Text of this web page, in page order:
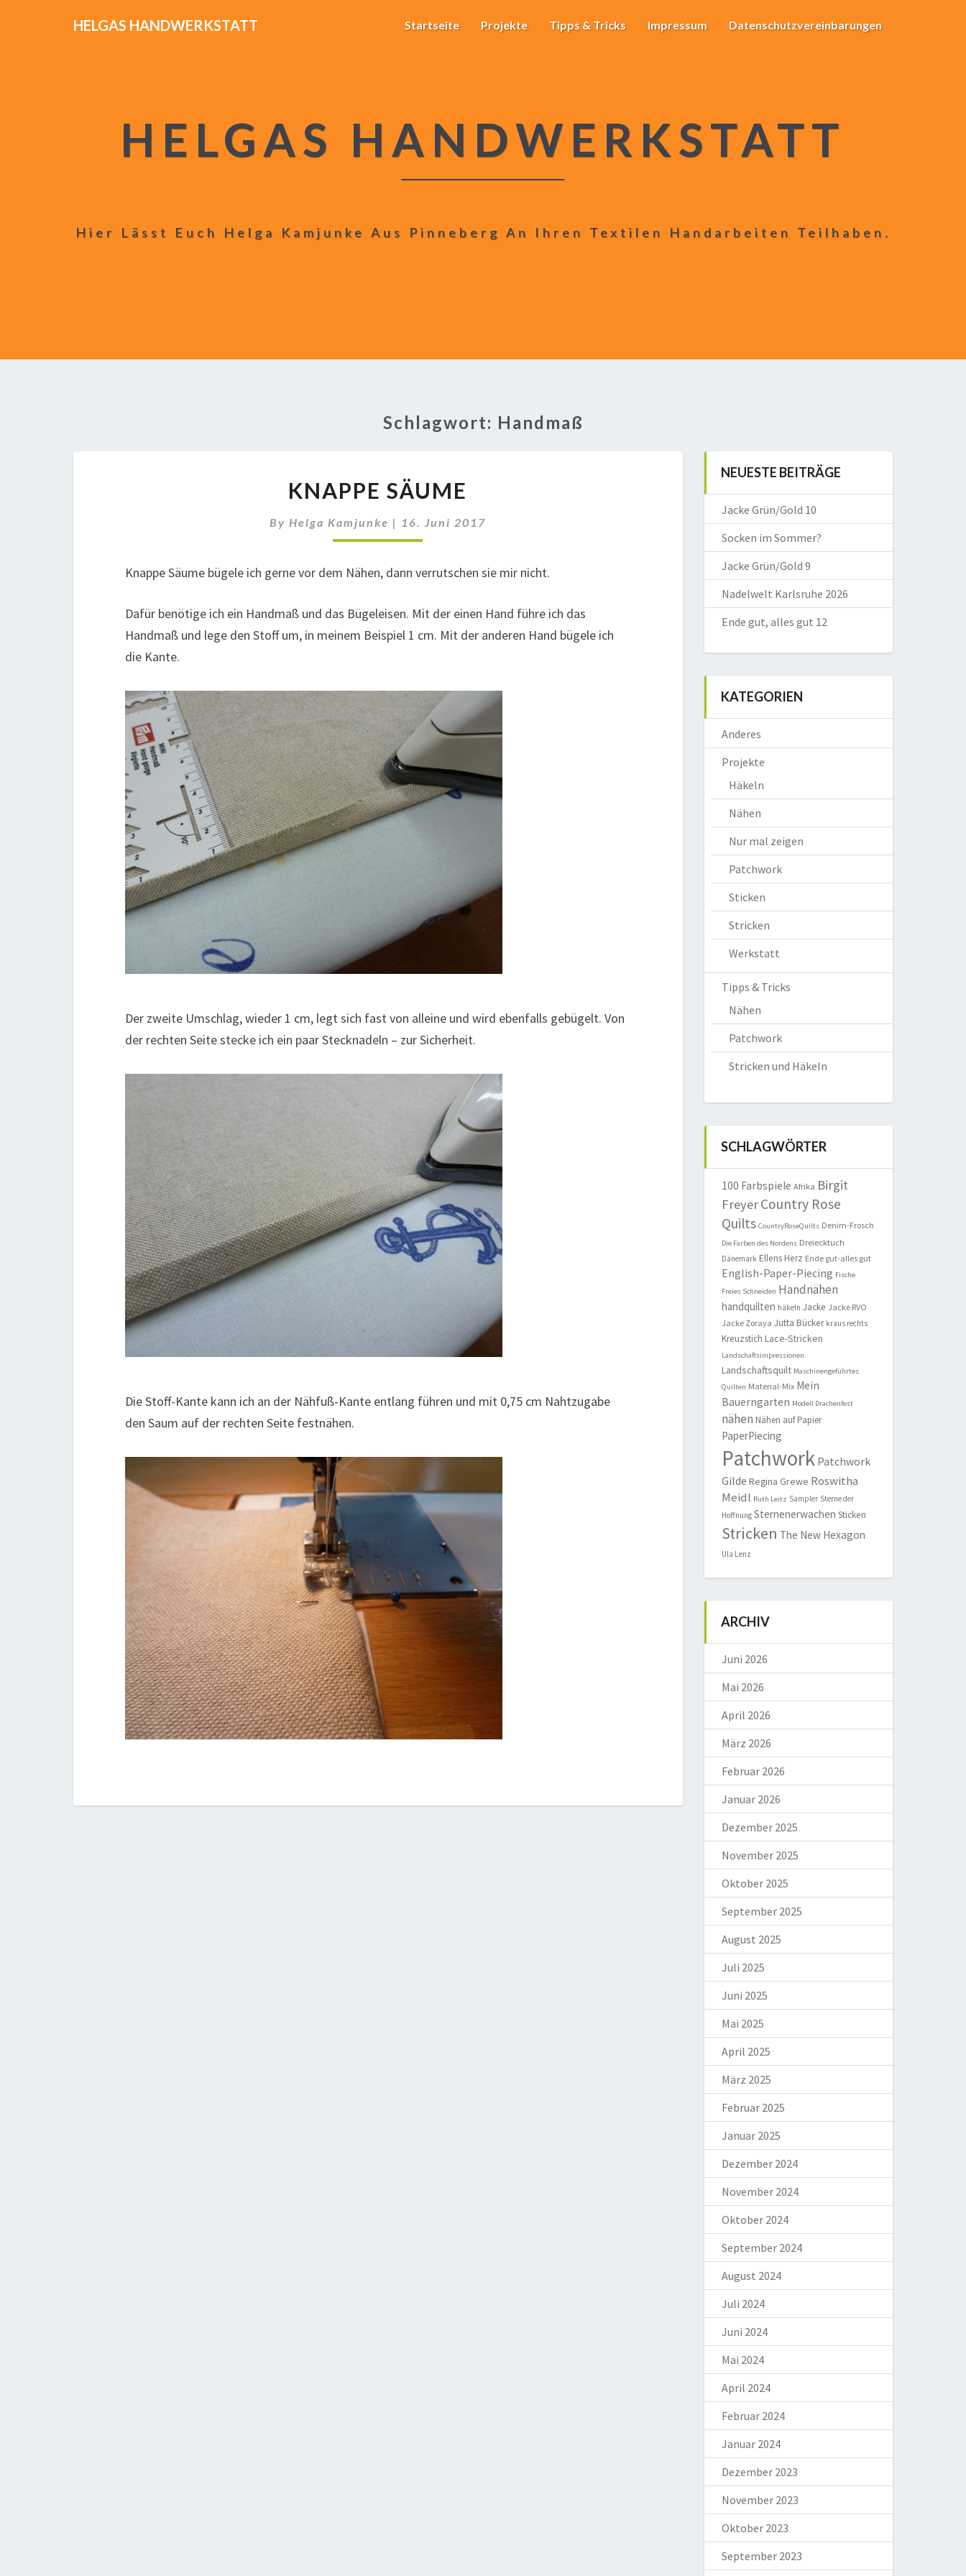
HELGAS HANDWERKSTATT Startseite Projekte Tipps & Tricks Impressum Datenschutzvereinbarungen
HELGAS HANDWERKSTATT
Hier Lässt Euch Helga Kamjunke Aus Pinneberg An Ihren Textilen Handarbeiten Teilhaben.
Schlagwort: Handmaß
SÄUME
KNAPPE SÄUME
ByHelga Kamjunke | 16. Juni 2017
Knappe Säume bügele ich gerne vor dem Nähen, dann verrutschen sie mir nicht.
Dafür benötige ich ein Handmaß und das Bügeleisen. Mit der einen Hand führe ich das
Handmaß und lege den Stoff um, in meinem Beispiel 1 cm. Mit der anderen Hand bügele ich
die Kante.
Der zweite Umschlag, wieder 1 cm, legt sich fast von alleine und wird ebenfalls gebügelt. Von
der rechten Seite stecke ich ein paar Stecknadeln – zur Sicherheit.
Die Stoff-Kante kann ich an der Nähfuß-Kante entlang führen und mit 0,75 cm Nahtzugabe
den Saum auf der rechten Seite festnähen.
NEUESTE BEITRÄGE
Jacke Grün/Gold 10
Socken im Sommer?
Jacke Grün/Gold 9
Nadelwelt Karlsruhe 2026
Ende gut, alles gut 12
KATEGORIEN
Anderes
Projekte
Häkeln
Nähen
Nur mal zeigen
Patchwork
Sticken
Stricken
Werkstatt
Tipps & Tricks
Nähen
Patchwork
Stricken und Häkeln
SCHLAGWÖRTER
100 Farbspiele Afrika Birgit
FreyerCountry Rose
Quilts CountryRoseQuilts Denim-Frosch
Die Farben des Nordens Dreiecktuch
Dänemark Ellens Herz Ende gut-alles gut
English-Paper-Piecing Fische
Freies Schneiden Handnähen
handquilten häkeln Jacke Jacke RVO
Jacke Zoraya Jutta Bücker kraus rechts
Kreuzstich Lace-Stricken
Landschaftsimpressionen
Landschaftsquilt Maschinengeführtes
Quilten Material-Mix Mein
Bauerngarten Modell Drachenfest
nähen Nähen auf Papier
PaperPiecing
Patchwork Patchwork
Gilde Regina Grewe Roswitha
Meidl Ruth Leitz Sampler Sterne der
Hoffnung Sternenerwachen Sticken
Stricken The New Hexagon
Ula Lenz
ARCHIV
Juni 2026
Mai 2026
April 2026
März 2026
Februar 2026
Januar 2026
Dezember 2025
November 2025
Oktober 2025
September 2025
August 2025
Juli 2025
Juni 2025
Mai 2025
April 2025
März 2025
Februar 2025
Januar 2025
Dezember 2024
November 2024
Oktober 2024
September 2024
August 2024
Juli 2024
Juni 2024
Mai 2024
April 2024
Februar 2024
Januar 2024
Dezember 2023
November 2023
Oktober 2023
September 2023